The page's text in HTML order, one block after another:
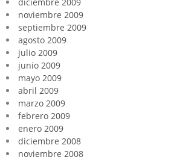
diciembre 2009
noviembre 2009
septiembre 2009
agosto 2009
julio 2009
junio 2009
mayo 2009
abril 2009
marzo 2009
febrero 2009
enero 2009
diciembre 2008
noviembre 2008